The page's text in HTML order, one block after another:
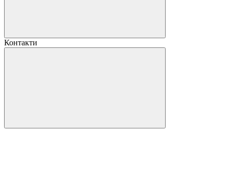
Контакти